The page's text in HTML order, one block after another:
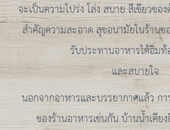
จะเป็นความโปร่ง โล่ง สบาย สีเขียวข
สำคัญความสะอาด สุขอนามัยในร้านข
รับประทานอาหารได้อิ่ม
และสบายใจ
นอกจากอาหารและบรรยากาศแล้ว ก
ของร้านอาหารเช่นกัน บ้านน้ำเคี